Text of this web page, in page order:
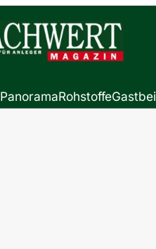
PanoramaRohstoffe